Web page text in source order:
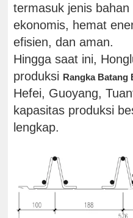
termasuk jenis
ekonomis, hemat
efisien, dan aman.
Hingga saat ini,
produksi Rangka Batang
Hefei, Guoyang,
kapasitas produksi
lengkap.